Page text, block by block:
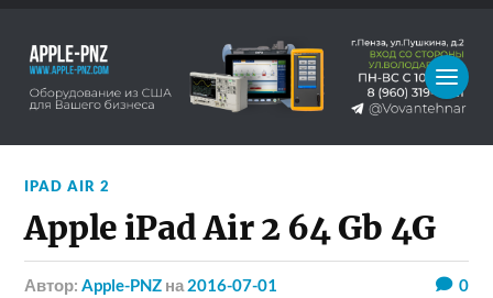
IPAD AIR 2
Apple iPad Air 2 64 Gb 4G
Автор:Apple-PNZ на 2016-07-01 0